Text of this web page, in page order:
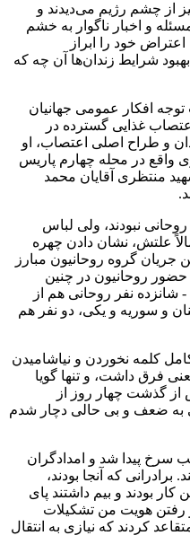
از چشم رژیم مى‌دیدند و
و اخبار ناگوار به خشم
اعتراض خود را ‏ابراز
شرایط زندان‌ها آن‏ چه که
افکار عمومى جهانیان
‏برنامه‏‌اى منظم در مهر ۱۳۵۶ ‏اعتصاب غذایى گسترده ‏در
و طراح اصلى اعتصاب، او
‏واقع در محله چهارم پاریس
منتظرى آقایان محمد
‏نبودند، ولى لباس
علتش، ‏نشان دادن چهره
‏جریان ‏گروه روحانیون مبارز
‏روحانیون در چنین
-‏ شانزده نفر روحانى هم از
‏و سوریه و ‏یکى، دو نفر هم
کلمه نخوردن و ‏نیاشامیدن
فرق داشت، و ‏تنها گویا
گذشت چهار روز از
ضعف و بى‏ حالى دچار شدم
سرخ پیدا شد و ‏امدادگران
برادرانى که آن‏جا ‏بودند،
بودند و بیم ‌‏داشتند پاى
رفتن هویت من ‏تشکیلات
کردند که ‏نیازى به انتقال